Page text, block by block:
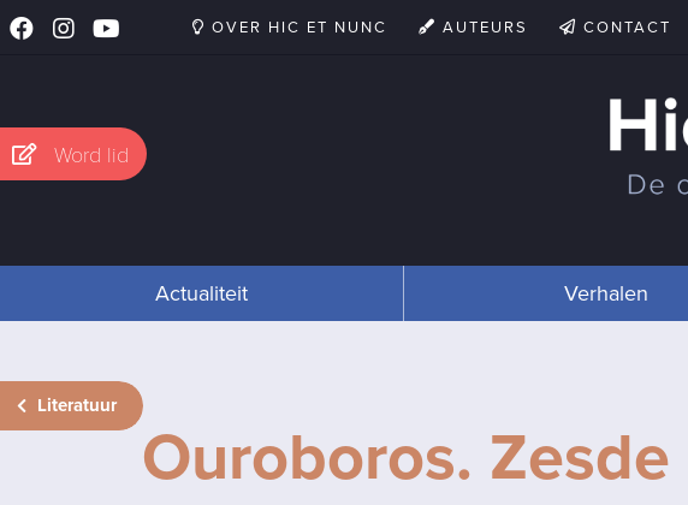
OVER HIC ET NUNC AUTEURS CONTACT
Word lid
Actualiteit Verhalen
Literatuur
Ouroboros.